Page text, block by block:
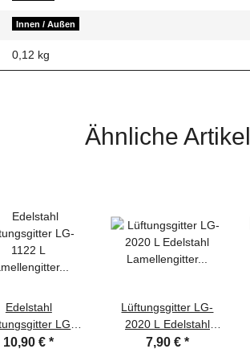
Innen / Außen
0,12 kg
Ähnliche Artikel
Edelstahl
LG-
L Lamellengitter
10,90 €*
Lüftungsgitter LG-
2020 L Edelstahl
Lamellengitter 200 x
7,90 € *